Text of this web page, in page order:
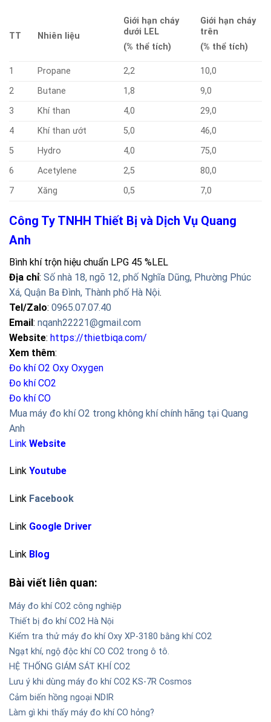
TT Nhiên liệu
Giới hạn cháy
dưới LEL
(% thể tích)
Giới hạn cháy
trên
(% thể tích)
1 Propane 2,2
10,0
2
Butane 1,8
9,0
3
Khí than 4,0
29,0
4
Khí than ướt 5,0
46,0
5
Hydro 4,0
75,0
6
Acetylene 2,5
80,0
7
Xăng 0,5 7,0
Công Ty TNHH Thiết Bị và Dịch Vụ Quang
Anh
Bình khí trộn hiệu chuẩn LPG 45 %LEL
Địa chỉ: Số nhà 18, ngõ 12, phố Nghĩa Dũng, Phường Phúc
Xá, Quận Ba Đình, Thành phố Hà Nội.
Tel/Zalo: 0965.07.07.40
Email: nqanh22221@gmail.com
Website: https://thietbiqa.com/
Xem thêm:
Đo khí O2 Oxy Oxygen
Đo khí CO2
Đo khí CO
Mua máy đo khí O2 trong không khí chính hãng tại Quang
Anh
Link Website
Link Youtube
Link Facebook
Link Google Driver
Link Blog
Bài viết liên quan:
Máy đo khí CO2 công nghiệp
Thiết bị đo khí CO2 Hà Nội
Kiểm tra thử máy đo khí Oxy XP-3180 bằng khí CO2
Ngạt khí, ngộ độc khí CO CO2 trong ô tô.
HỆ THỐNG GIÁM SÁT KHÍ CO2
Lưu ý khi dùng máy đo khí CO2 KS-7R Cosmos
Cảm biến hồng ngoại NDIR
Làm gì khi thấy máy đo khí CO hỏng?